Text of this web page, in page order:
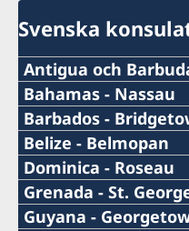
Svenska
Antigua och
Telefonnummer
+1 (268)562 5050
Emailadress konsulat
Bahamas - Nassau
Telefonnummer
1-242-326 28 17
Emailadress konsulat
Barbados -
Telefonnummer
+1-246-537-1000
Emailadress konsulat
Belize - Belmopan
Telefonnummer
+501 822 2387
Dominica - Roseau
Telefonnummer
Grenada - St.
Telefonnummer
Guyana -